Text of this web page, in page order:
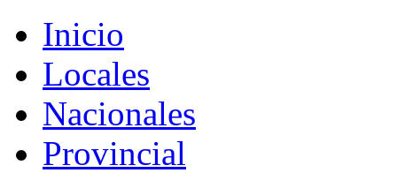
Inicio
Locales
Nacionales
Provincial